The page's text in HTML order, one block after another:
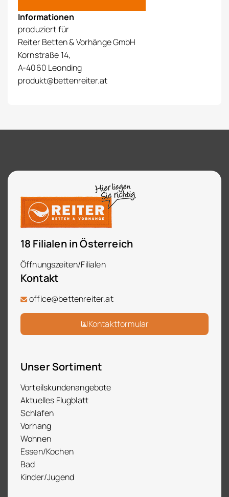
Informationen
produziert für
Reiter Betten & Vorhänge GmbH
Kornstraße 14,
A-4060 Leonding
produkt@bettenreiter.at
18 Filialen in Österreich
Öffnungszeiten/Filialen
Kontakt
office@bettenreiter.at
Kontaktformular
Unser Sortiment
Vorteilskundenangebote
Aktuelles Flugblatt
Schlafen
Vorhang
Wohnen
Essen/Kochen
Bad
Kinder/Jugend